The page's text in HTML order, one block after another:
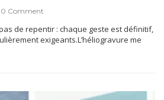
0 Comment
de repentir : chaque geste est définitif,
exigeants.L’héliogravure me